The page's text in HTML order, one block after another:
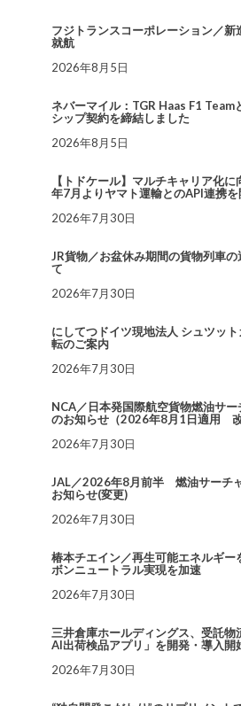
フジトランスコーポレーション／新
就航
2026年8月5日
ネバーマイル：TGR Haas F1 Team
シップ契約を締結しました
2026年8月5日
【トドケール】マルチキャリア化
年7月よりヤマト運輸とのAPI連携を
2026年7月30日
JR貨物／お盆休み期間の貨物列車
て
2026年7月30日
にしてつドイツ現地法人 シュツッ
転のご案内
2026年7月30日
NCA／日本発国際航空貨物燃油サ
のお知らせ（2026年8月1日適用 改
2026年7月30日
JAL／2026年8月前半 燃油サーチ
お知らせ(変更)
2026年7月30日
椿本チエイン／再生可能エネルギー
ボンニュートラル実現を加速
2026年7月30日
三井倉庫ホールディングス、受託物
AI出荷検品アプリ」を開発・導入開
2026年7月30日